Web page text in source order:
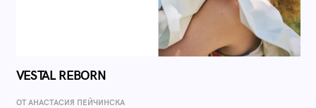
VESTAL REBORN
ОТ AНАСТАСИЯ ПЕЙЧИНСКА